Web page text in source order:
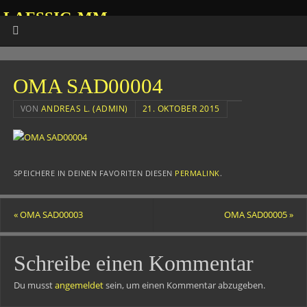
LAESSIG-MM
OMA SAD00004
VON ANDREAS L. (ADMIN) 21. OKTOBER 2015
SPEICHERE IN DEINEN FAVORITEN DIESEN PERMALINK.
«OMA SAD00003 OMA SAD00005»
Schreibe einen Kommentar
Du musstangemeldetsein, um einen Kommentar abzugeben.